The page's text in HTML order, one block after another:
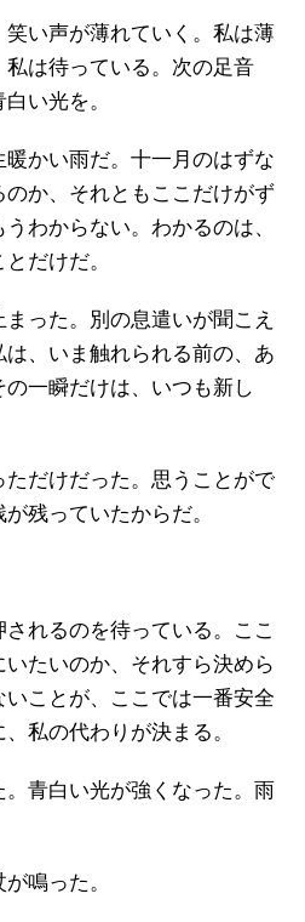
い声が薄れていく。私は薄
は待っている。次の足音
い光を。
かい雨だ。十一月のはずな
か、それともここだけがず
わからない。わかるのは、
だけだ。
った。別の息遣いが聞こえ
、いま触れられる前の、あ
一瞬だけは、いつも新し
だけだった。思うことがで
残っていたからだ。
れるのを待っている。ここ
たいのか、それすら決めら
ことが、ここでは一番安全
私の代わりが決まる。
青白い光が強くなった。雨
鳴った。